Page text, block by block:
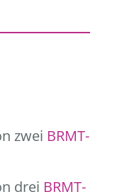
zwei BRMT-
drei BRMT-